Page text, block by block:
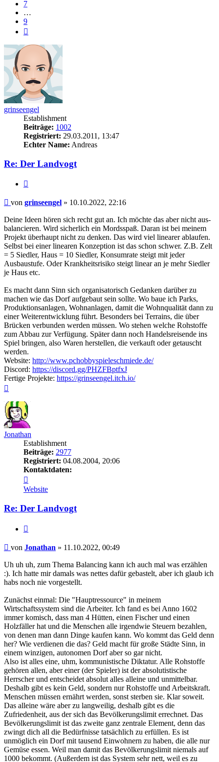
7
…
9
grinseengel
Establishment
Beiträge: 1002
Registriert: 29.03.2011, 13:47
Echter Name: Andreas
Re: Der Landvogt
Beitrag
von grinseengel » 10.10.2022, 22:16
Deine Ideen hören sich recht gut an. Ich möchte das aber nicht aus­
ba­lan­cie­ren. Wird sicherlich ein Mordsspaß. Daran ist bei meinem
Projekt überhaupt nicht zu denken. Das wird viel linearer ablaufen.
Selbst bei einer linearen Konzeption ist das schon schwer. Z.B. Zelt
= 5 Siedler, Haus = 10 Siedler, Konsumrate steigt mit jeder
Ausbaustufe. Oder Krankheitsrisiko steigt linear an je mehr Siedler
je Haus etc.
Es macht dann Sinn sich organisatorisch Gedanken darüber zu
machen wie das Dorf aufgebaut sein sollte. Wo baue ich Parks,
Produktionsanlagen, Wohnanlagen, damit die Wohnqualität dann zu
einer Weiterentwicklung führt. Besonders bei Terrains, die über
Brücken verbunden werden müssen. Wo stehen welche Rohstoffe
zum Abbau zur Verfügung. Später dann noch Handelsreisende ins
Spiel bringen, also Waren herstellen, die verkauft oder getauscht
werden.
Website: http://www.pchobbyspieleschmiede.de/
Discord: https://discord.gg/PHZFBptfxJ
Fertige Projekte: https://grinseengel.itch.io/
Jonathan
Establishment
Beiträge: 2977
Registriert: 04.08.2004, 20:06
Kontaktdaten:
von
Jonathan
Website
Re: Der Landvogt
Beitrag
von Jonathan » 11.10.2022, 00:49
Uh uh uh, zum Thema Balancing kann ich auch mal was erzählen
:). Ich hatte mir damals was nettes dafür gebastelt, aber ich glaub ich
habs noch nie vorgestellt.
Zunächst einmal: Die "Hauptressource" in meinem
Wirtschaftssystem sind die Arbeiter. Ich fand es bei Anno 1602
immer komisch, dass man 4 Hütten, einen Fischer und einen
Holzfäller hat und die Menschen alle irgendwie Steuern bezahlen,
von denen man dann Dinge kaufen kann. Wo kommt das Geld denn
her? Wie verdienen die das? Geld macht für große Städte Sinn, in
einem winzigen, autonomen Dorf aber so gar nicht.
Also ist alles eine, uhm, kommunistische Diktatur. Alle Rohstoffe
gehören allen, aber einer (der Spieler) ist der absolutistische
Herrscher und entscheidet absolut alles alleine und unmittelbar.
Deshalb gibt es kein Geld, sondern nur Rohstoffe und Arbeitskraft.
Menschen müssen ernährt werden, sonst sterben sie. Klar soweit.
Das alleine wäre aber zu langweilig, deshalb gibt es die
Zufriedenheit, aus der sich das Bevölkerungslimit errechnet. Das
Bevölkerungslimit ist das zweite ganz zentrale Element, denn das
zwingt dich all die Bedürfnisse tatsächlich zu erfüllen. Es ist
unmöglich ein Dorf mit tausend Einwohnern zu haben, die alle nur
Gemüse essen. Weil man damit das Bevölkerungslimit niemals auf
1000 bekommt. (Außerdem ist das System sehr nett, weil es zu